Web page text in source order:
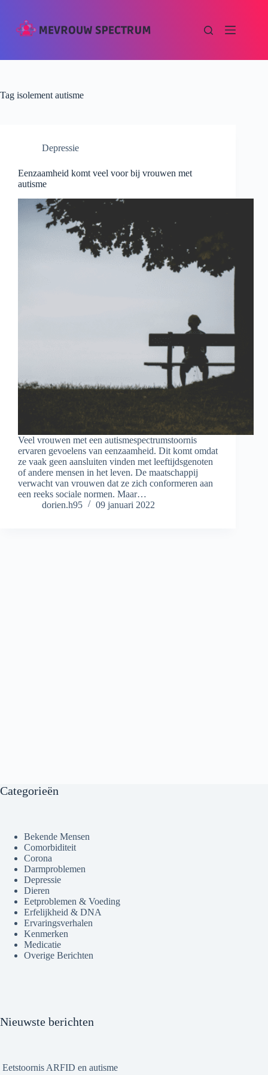
Tag isolement autisme
Depressie
Eenzaamheid komt veel voor bij vrouwen met
autisme
Veel vrouwen met een autismespectrumstoornis
ervaren gevoelens van eenzaamheid. Dit komt omdat
ze vaak geen aansluiten vinden met leeftijdsgenoten
of andere mensen in het leven. De maatschappij
verwacht van vrouwen dat ze zich conformeren aan
een reeks sociale normen. Maar…
dorien.h95
09 januari 2022
Categorieën
Bekende Mensen
Comorbiditeit
Corona
Darmproblemen
Depressie
Dieren
Eetproblemen & Voeding
Erfelijkheid & DNA
Ervaringsverhalen
Kenmerken
Medicatie
Overige Berichten
Nieuwste berichten
Eetstoornis ARFID en autisme